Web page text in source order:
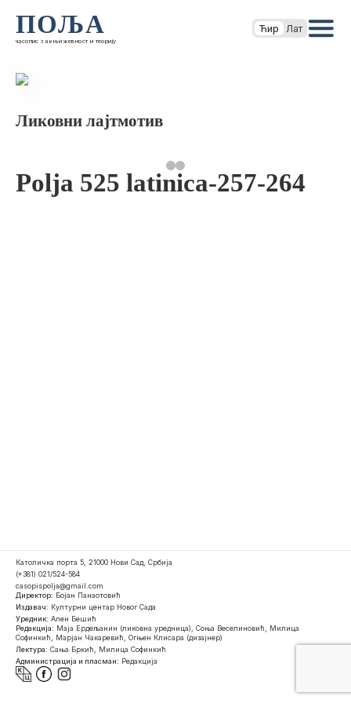
ПОЉА
часопис за књижевност и теорију
Ћир Лат
Ликовни лајтмотив
Polja 525 latinica-257-264
Католичка порта 5, 21000 Нови Сад, Србија
(+381) 021/524-584
casopispolja@gmail.com
Директор: Бојан Панаотовић
Издавач: Културни центар Новог Сада
Уредник: Ален Бешић
Редакција: Маја Ердељанин (ликовна уредница), Соња Веселиновић, Милица
Софинкић, Марјан Чакаревић, Огњен Клисара (дизајнер)
Лектура: Сања Бркић, Милица Софинкић
Администрација и пласман: Редакција